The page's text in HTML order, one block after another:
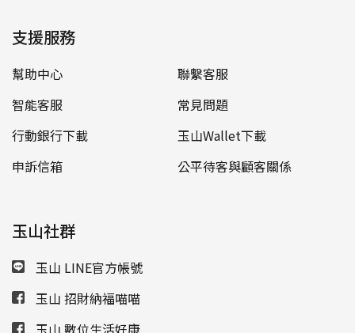
支援服務
幫助中心
聯繫客服
智能客服
常見問題
行動銀行下載
玉山Wallet下載
申訴信箱
公平待客與顧客關係
玉山社群
玉山 LINE官方帳號
玉山 招財納福喵喵
玉山 數位生活好康